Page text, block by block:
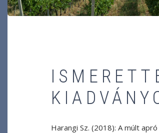
Harangi Sz. (2018): A múlt